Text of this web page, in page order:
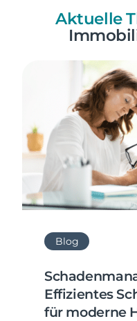
Aktuelle
Blog
Effizientes
für moderne